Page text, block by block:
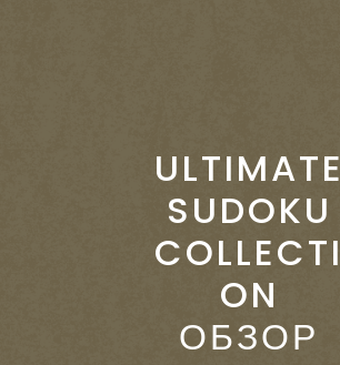
ULTIMATE
SUDOKU
COLLECTI
ON
ОБЗОР